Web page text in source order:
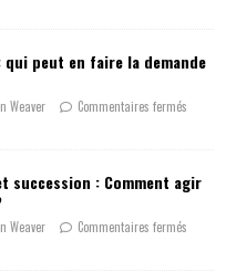
qui peut en faire la demande
Weaver Commentaires fermés
succession : Comment agir
Weaver Commentaires fermés